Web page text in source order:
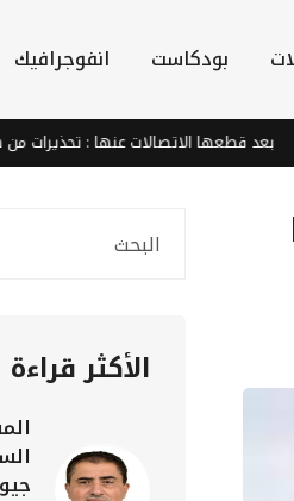
بودكاست انفوجرافيك
قطعها الاتصالات عنها : تحذيرات من
الأكثر قراءة